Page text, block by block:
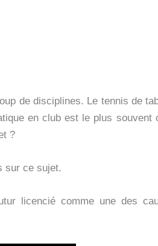
de disciplines. Le tennis de
en club est le plus souvent
?
sur ce sujet.
licencié comme une des